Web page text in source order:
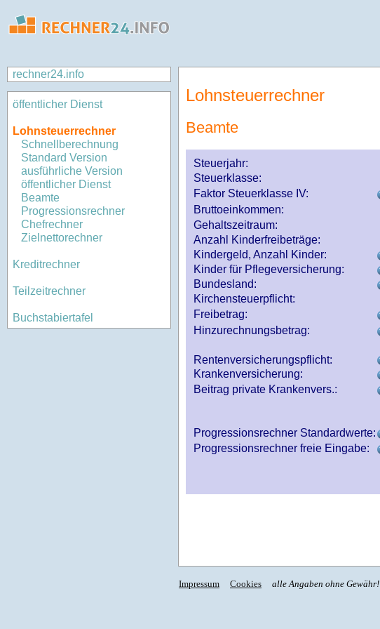
rechner24.info
öffentlicher Dienst
Lohnsteuerrechner
Schnellberechnung
Standard Version
ausführliche Version
öffentlicher Dienst
Beamte
Progressionsrechner
Chefrechner
Zielnettorechner
Kreditrechner
Teilzeitrechner
Buchstabiertafel
Lohnsteuerrechner
Beamte
Steuerjahr:
Steuerklasse:
Faktor Steuerklasse IV:
Bruttoeinkommen:
Gehaltszeitraum:
Anzahl Kinderfreibeträge:
Kindergeld, Anzahl Kinder:
Kinder für Pflegeversicherung:
Bundesland:
Kirchensteuerpflicht:
Freibetrag:
Hinzurechnungsbetrag:
Rentenversicherungspflicht:
Krankenversicherung:
Beitrag private Krankenvers.:
Progressionsrechner Standardwerte:
Progressionsrechner freie Eingabe:
Impressum Cookies alle Angaben ohne Gewähr!